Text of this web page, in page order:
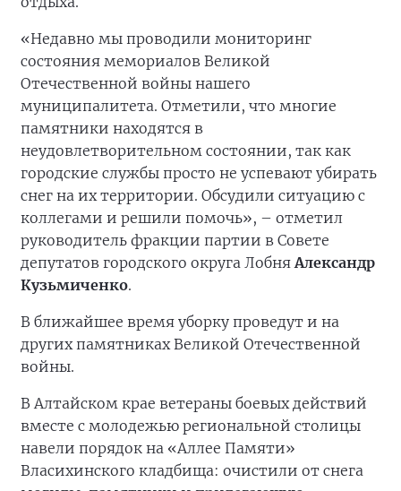
«Недавно мы проводили мониторинг
состояния мемориалов Великой
Отечественной войны нашего
муниципалитета. Отметили, что многие
памятники находятся в
неудовлетворительном состоянии, так как
городские службы просто не успевают убирать
снег на их территории. Обсудили ситуацию с
коллегами и решили помочь», – отметил
руководитель фракции партии в Совете
депутатов городского округа ЛобняАлександр
Кузьмиченко.
В ближайшее время уборку проведут и на
других памятниках Великой Отечественной
войны.
В Алтайском крае ветераны боевых действий
вместе с молодежью региональной столицы
навели порядок на «Аллее Памяти»
Власихинского кладбища: очистили от снега